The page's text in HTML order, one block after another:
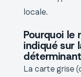
locale.
Pourquoi le
indiqué sur
déterminant
La carte grise